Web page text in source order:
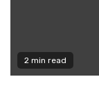
2 min read